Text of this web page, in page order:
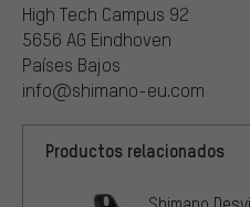
High Tech Campus 92
5656 AG Eindhoven
Países Bajos
info@shimano-eu.com
Productos relacionados